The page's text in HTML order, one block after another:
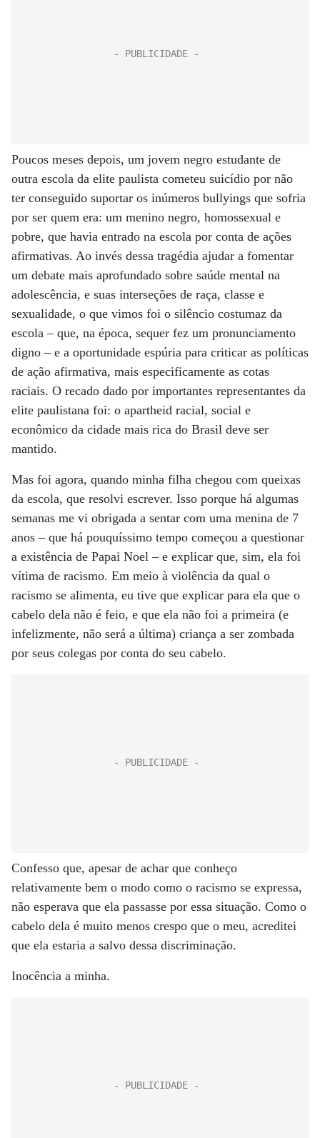
Poucos meses depois, um jovem negro estudante de
outra escola da elite paulista cometeu suicídio por não
ter conseguido suportar os inúmeros bullyings que sofria
por ser quem era: um menino negro, homossexual e
pobre, que havia entrado na escola por conta de ações
afirmativas. Ao invés dessa tragédia ajudar a fomentar
um debate mais aprofundado sobre saúde mental na
adolescência, e suas interseções de raça, classe e
sexualidade, o que vimos foi o silêncio costumaz da
escola – que, na época, sequer fez um pronunciamento
digno – e a oportunidade espúria para criticar as políticas
de ação afirmativa, mais especificamente as cotas
raciais. O recado dado por importantes representantes da
elite paulistana foi: o apartheid racial, social e
econômico da cidade mais rica do Brasil deve ser
mantido.
Mas foi agora, quando minha filha chegou com queixas
da escola, que resolvi escrever. Isso porque há algumas
semanas me vi obrigada a sentar com uma menina de 7
anos – que há pouquíssimo tempo começou a questionar
a existência de Papai Noel – e explicar que, sim, ela foi
vítima de racismo. Em meio à violência da qual o
racismo se alimenta, eu tive que explicar para ela que o
cabelo dela não é feio, e que ela não foi a primeira (e
infelizmente, não será a última) criança a ser zombada
por seus colegas por conta do seu cabelo.
Confesso que, apesar de achar que conheço
relativamente bem o modo como o racismo se expressa,
não esperava que ela passasse por essa situação. Como o
cabelo dela é muito menos crespo que o meu, acreditei
que ela estaria a salvo dessa discriminação.
Inocência a minha.